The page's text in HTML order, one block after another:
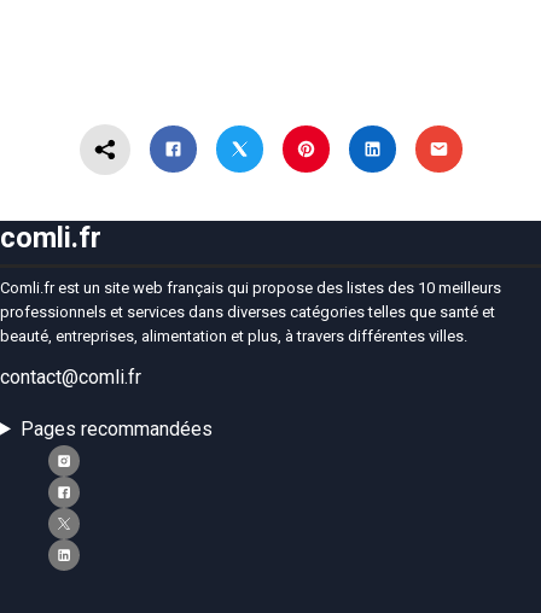
comli.fr
Comli.fr est un site web français qui propose des listes des 10 meilleurs
professionnels et services dans diverses catégories telles que santé et
beauté, entreprises, alimentation et plus, à travers différentes villes.
contact@comli.fr
Pages recommandées